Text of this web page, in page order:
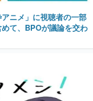
ニメ」に視聴者の一部
て、BPOが議論を交わ